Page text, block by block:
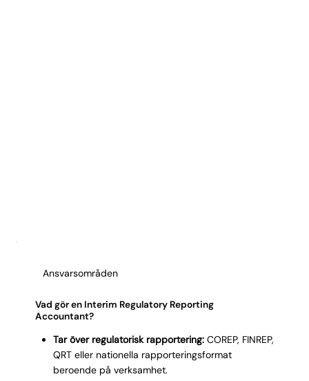
Ansvarsområden
Vad gör en Interim Regulatory Reporting
Accountant?
Tar över regulatorisk rapportering:COREP, FINREP,
QRT eller nationella rapporteringsformat
beroende på verksamhet.